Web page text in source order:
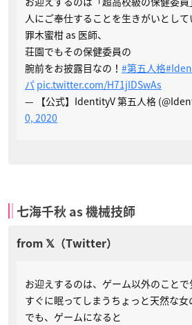
人にご奉仕することを生きがいとして
罪木蜜柑 as 医師、
荘園でもその保健委員の
腕前をお披露目なの！ #第五人格
パ pic.twitter.com/H71jIDSwAs
— 【公式】IdentityV 第五人格
0, 2020
七海千秋 as 機械技師
お迎えするのは、ゲーム以外のことで
すぐに眠ってしまうちょっと天然な女
でも、ゲームになると